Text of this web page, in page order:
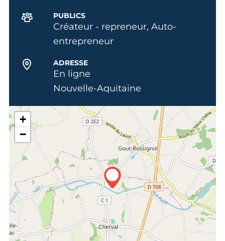
PUBLICS
Créateur - repreneur, Auto-
entrepreneur
ADRESSE
En ligne
Nouvelle-Aquitaine
+
−